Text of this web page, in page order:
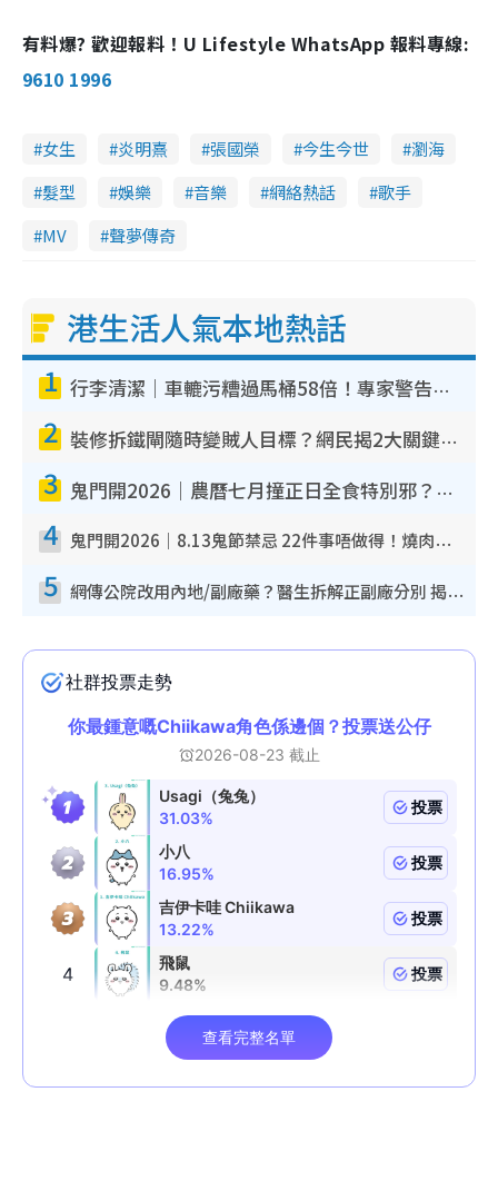
i
有料爆? 歡迎報料！U Lifestyle WhatsApp 報料專線:
9610 1996
女生 炎明熹 張國榮 今生今世
瀏海
髮型
娛樂 音樂 網絡熱話
歌手
MV
聲夢傳奇
港生活人氣本地熱話
1 行李清潔｜車轆污糟過馬桶58倍！專家警告忌用酒精抹 教1招免污手除菌
2 裝修拆鐵閘隨時變賊人目標？網民揭2大關鍵用途：裝新式等於白裝？附新舊鐵閘分別
3 鬼門開2026｜農曆七月撞正日全食特別邪？專家警告切忌做一事！揭4大禁忌+2招保平安
4 鬼門開2026｜8.13鬼節禁忌 22件事唔做得！燒肉、刺身要少食？半夜勿吹口哨/打呢個電話
5 網傳公院改用內地/副廠藥？醫生拆解正副廠分別 揭4類人換藥隨時出事